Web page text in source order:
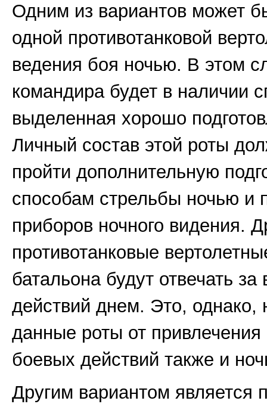
Одним из вариантов может
одной противотанковой
ведения боя ночью. В этом
командира будет в наличии
выделенная хорошо
Личный состав этой роты
пройти дополнительную
способам стрельбы ночью и
приборов ночного видения.
противотанковые
батальона будут отвечать
действий днем. Это, однако,
данные роты от
боевых действий также и
Другим вариантом является